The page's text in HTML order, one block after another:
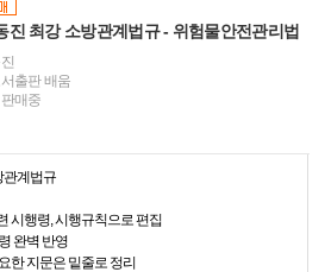
진 최강 소방관계법규 - 위험물안전관리법
출판 배움
매중
관계법규
시행령, 시행규칙으로 편집
완벽 반영
한 지문은 밑줄로 정리